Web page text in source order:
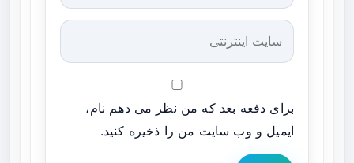
برای دفعه بعد که من نظر می دهم نام،
ایمیل و وب سایت من را ذخیره کنید.